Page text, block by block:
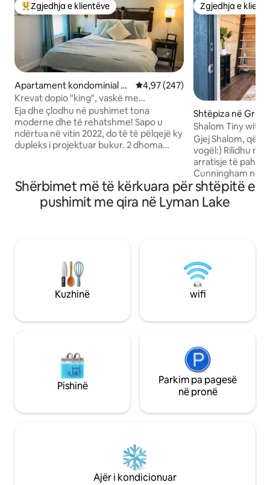
Më të mirat e zgjedhjeve të klientëve
Zgjedhja e klientëve
Apartament kondominial n
ë Lyman
Vlerësimi mesatar 4,97 nga 5,
4,97 (247)
Krevat dopio "king", vaskë me
hidromasazh, pushim i rehatshëm pranë
liqenit Lyman
Eja dhe çlodhu në pushimet tona
moderne dhe të rehatshme! Sapo u
ndërtua në vitin 2022, do të të pëlqejë ky
dupleks i projektuar bukur. 2 dhoma
"queen" dhe dhoma e përparme/zyra
me një krevat dite të palosur. Zhytu në
vaskën tonë të mrekullueshme me
hidromasazh në oborrin tonë të pasmë.
për përdorimin tënd janë një thekëse
buke, aparat kafeje keurig, fërgues ajri
dhe një aparat për waffle. Pranë GSP,
Greer Station, Lyman Lake Lodge
Zgjedhja e
Zgjedhja e
Shtëpiza në Greer
Shalom Tiny with
Gjej Shalom,
vogël:) Rilidhu
arratisje të
Cunningham në Greer,
vendosur në
nga: - Qendra
SC (me makinë:
rehatshëm,
ndenjjeje, banjë
qasje në liqen.
gatshme për
punonjësit në
Shërbimet më të kërkuara për shtëpitë e
pushimit me qira në Lyman Lake
Kuzhinë wifi
Pishinë
Parkim pa pagesë
në pronë
Ajër i kondicionuar